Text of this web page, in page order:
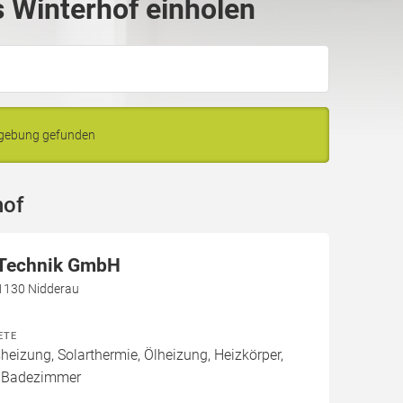
Winterhof einholen
gefunden
GmbH
Nidderau
Solarthermie, Ölheizung, Heizkörper,